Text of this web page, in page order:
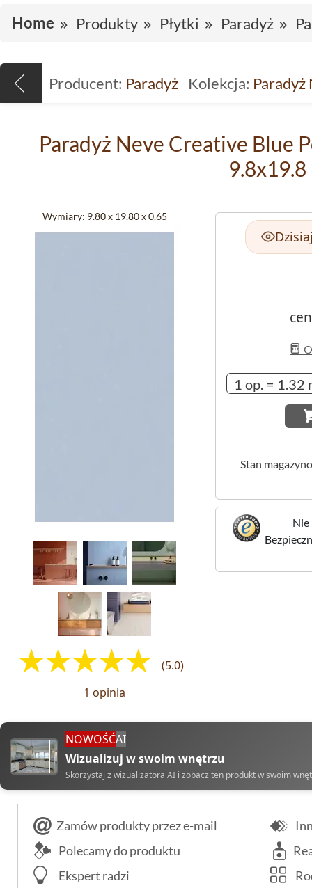
Home Produkty Płytki Paradyż
Producent: Paradyż Kolekcja:
Paradyż Neve Creative Blue
9.8x19.8
Wymiary: 9.80 x 19.80 x 0.65
(5.0)
1 opinia
Stan
Nie
NOWOŚĆAI
Wizualizuj w swoim wnętrzu
Skorzystaj z wizualizatora AI i zobacz ten produkt w swoim
Zamów produkty przez e-mail
Polecamy do produktu
Ekspert radzi